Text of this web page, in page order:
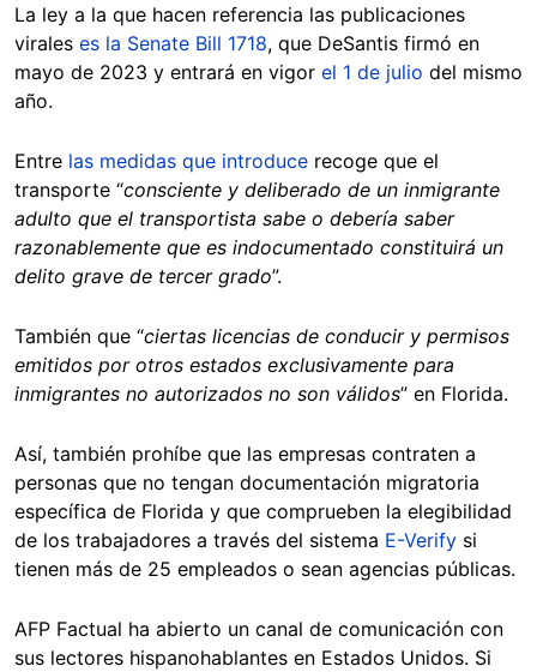
La ley a la que hacen referencia las publicaciones
virales es la Senate Bill 1718, que DeSantis firmó en
mayo de 2023 y entrará en vigor el 1 de julio del mismo
año.
Entre las medidas que introduce recoge que el
transporte “consciente y deliberado de un inmigrante
adulto que el transportista sabe o debería saber
razonablemente que es indocumentado constituirá un
delito grave de tercer grado”.
También que “ciertas licencias de conducir y permisos
emitidos por otros estados exclusivamente para
inmigrantes no autorizados no son válidos” en Florida.
Así, también prohíbe que las empresas contraten a
personas que no tengan documentación migratoria
específica de Florida y que comprueben la elegibilidad
de los trabajadores a través del sistema E-Verify si
tienen más de 25 empleados o sean agencias públicas.
AFP Factual ha abierto un canal de comunicación con
sus lectores hispanohablantes en Estados Unidos. Si